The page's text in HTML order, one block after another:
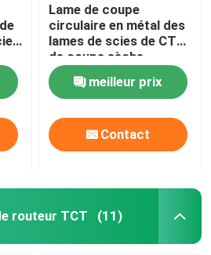
carbure
par ordinateur découpant le
carbure monobloc
Lame de coupe
circulaire en métal des
lames de scies de CTT
de coupe sèche
355mm ATB
meilleur prix
Contact
routeur TCT (11)